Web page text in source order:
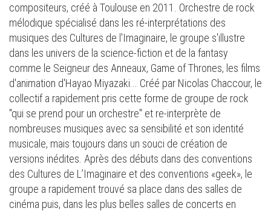
compositeurs, créé à Toulouse en 2011. Orchestre de rock
mélodique spécialisé dans les ré-interprétations des
musiques des Cultures de l'Imaginaire, le groupe s'illustre
dans les univers de la science-fiction et de la fantasy
comme le Seigneur des Anneaux, Game of Thrones, les films
d'animation d'Hayao Miyazaki... Créé par Nicolas Chaccour, le
collectif a rapidement pris cette forme de groupe de rock
"qui se prend pour un orchestre" et re-interprète de
nombreuses musiques avec sa sensibilité et son identité
musicale, mais toujours dans un souci de création de
versions inédites. Après des débuts dans des conventions
des Cultures de L’Imaginaire et des conventions «geek», le
groupe a rapidement trouvé sa place dans des salles de
cinéma puis, dans les plus belles salles de concerts en